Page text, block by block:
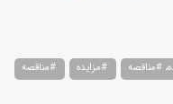
#مزایده
#مناقصه